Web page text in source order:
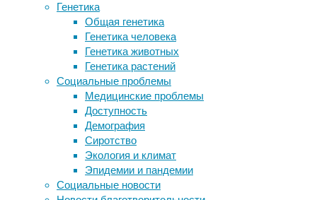
Генетика
Общая генетика
Генетика человека
Генетика животных
Генетика растений
Социальные проблемы
Медицинские проблемы
Доступность
Демография
Сиротство
Экология и климат
Эпидемии и пандемии
Социальные новости
выплачивали
гарантированный
доход,
меньше
времени
оставались
без
крыши
над
головой,
чем
бездомные,
которые